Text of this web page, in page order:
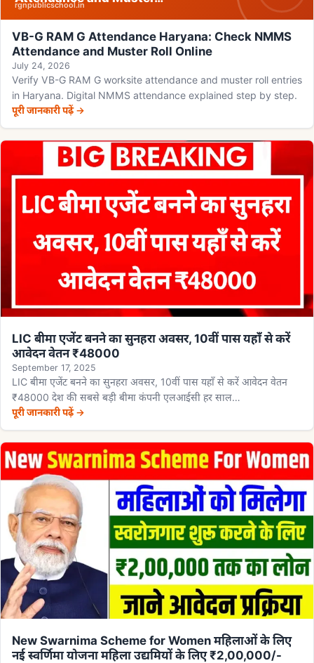
rgnpublicschool.in
VB-G RAM G Attendance Haryana: Check NMMS
Attendance and Muster Roll Online
July 24, 2026
Verify VB-G RAM G worksite attendance and muster roll entries
in Haryana. Digital NMMS attendance explained step by step.
पूरी जानकारी पढ़ें →
LIC बीमा एजेंट बनने का सुनहरा अवसर, 10वीं पास यहाँ से करें
आवेदन वेतन ₹48000
September 17, 2025
LIC बीमा एजेंट बनने का सुनहरा अवसर, 10वीं पास यहाँ से करें आवेदन वेतन
₹48000 देश की सबसे बड़ी बीमा कंपनी एलआईसी हर साल…
पूरी जानकारी पढ़ें →
New Swarnima Scheme for Women महिलाओं के लिए
नई स्वर्णिमा योजना महिला उद्यमियों के लिए ₹2,00,000/-